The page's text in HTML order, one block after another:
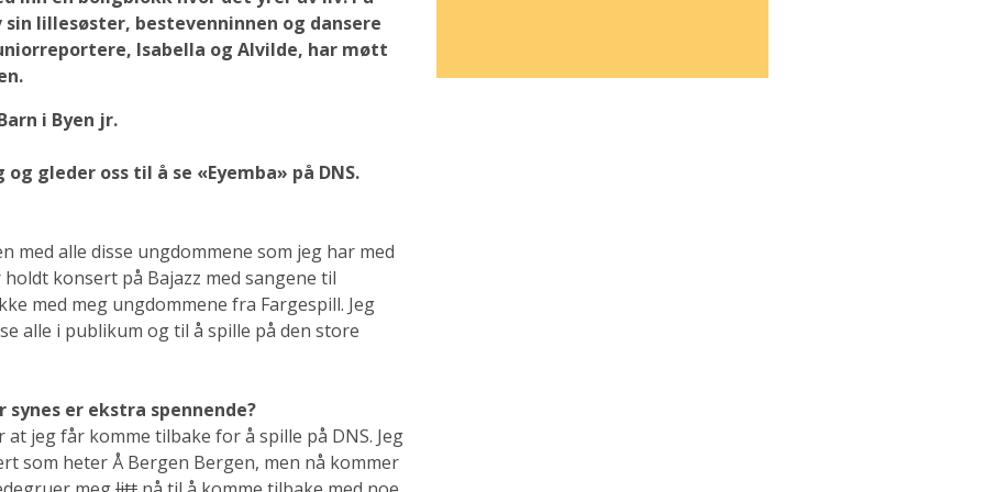
sin lillesøster, bestevenninnen og dansere
Isabella og Alvilde, har møtt
i Byen jr.
gleder oss til å se «Eyemba» på DNS.
med alle disse ungdommene som jeg har med
konsert på Bajazz med sangene til
med meg ungdommene fra Fargespill. Jeg
alle i publikum og til å spille på den store
er ekstra spennende?
jeg får komme tilbake for å spille på DNS. Jeg
som heter Å Bergen Bergen, men nå kommer